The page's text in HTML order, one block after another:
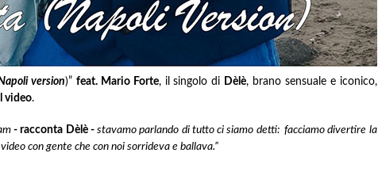
version)” feat. Mario Forte, il singolo di Dèlè, brano sensuale e iconico,
video.
- racconta Dèlè - stavamo parlando di tutto ci siamo detti: facciamo divertire la
con gente che con noi sorrideva e ballava.”